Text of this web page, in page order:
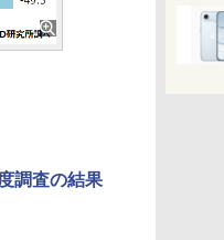
調査の結果